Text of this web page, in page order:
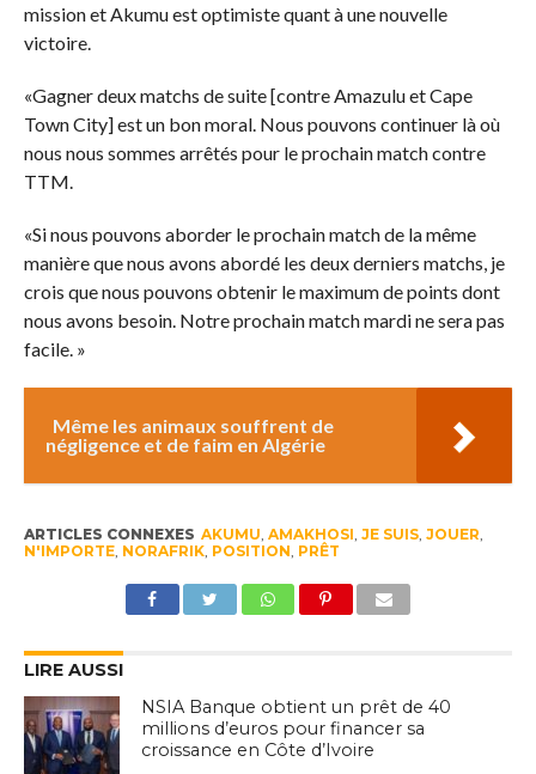
mission et Akumu est optimiste quant à une nouvelle
victoire.
«Gagner deux matchs de suite [contre Amazulu et Cape
Town City] est un bon moral. Nous pouvons continuer là où
nous nous sommes arrêtés pour le prochain match contre
TTM.
«Si nous pouvons aborder le prochain match de la même
manière que nous avons abordé les deux derniers matchs, je
crois que nous pouvons obtenir le maximum de points dont
nous avons besoin. Notre prochain match mardi ne sera pas
facile. »
Même les animaux souffrent de
négligence et de faim en Algérie
ARTICLES CONNEXES AKUMU AMAKHOSI JE SUIS, JOUER
N'IMPORTE, NORAFRIK, POSITION PRÊT
LIRE AUSSI
NSIA Banque obtient un prêt de 40
millions d’euros pour financer sa
croissance en Côte d’Ivoire